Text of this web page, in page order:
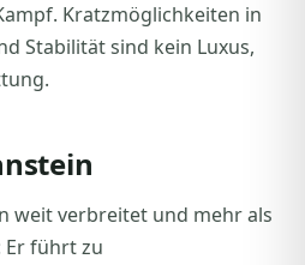
Kratzmöglichkeiten in
Stabilität sind kein Luxus,
weit verbreitet und mehr als
Er führt zu